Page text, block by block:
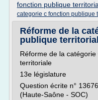
fonction publique
categorie c fonction publique
Réforme de la
publique
Réforme de la
territoriale
13e législature
Question écrite n°
(Haute-Saône - SOC)